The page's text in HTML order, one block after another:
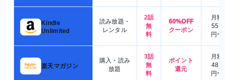
Kindle
Unlimited
読み放題・
レンタル
2話
無
料
60%OFF
クーポン
月額
550
円〜
楽天マガジン
購入・読み
放題
3話
無
料
ポイント
還元
月額
480
円〜